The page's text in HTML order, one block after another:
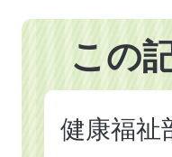
この
健康福祉